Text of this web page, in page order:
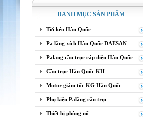
DANH MỤC SẢN PHẨM
Tời kéo Hàn Quốc
Pa lăng xích Hàn Quốc DAESAN
Palang cầu trục cáp điện Hàn Quốc
Cầu trục Hàn Quốc KH
Motor giảm tốc KG Hàn Quốc
Phụ kiện Palăng cầu trục
Thiết bị phòng nổ